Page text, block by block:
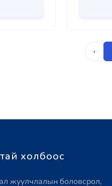
‹
холбоос
жуулчлалын боловсрол,